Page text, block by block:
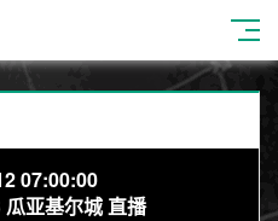
07:00:00
亚基尔城 直播